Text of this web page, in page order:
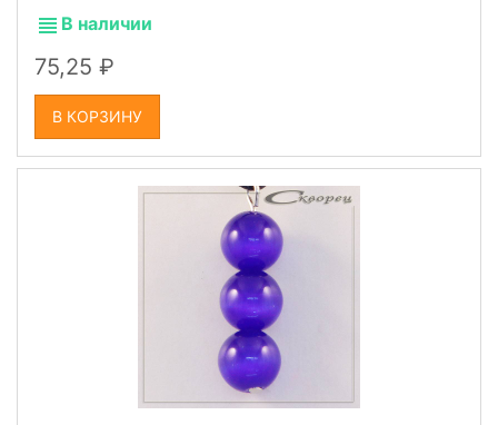
В наличии
75,25
В КОРЗИНУ